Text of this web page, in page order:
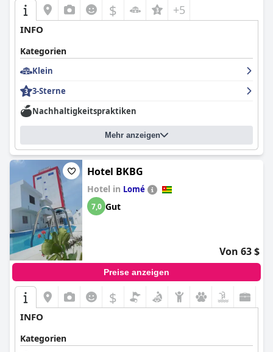
$ +5
INFO
Kategorien
Klein
3-Sterne
Nachhaltigkeitspraktiken
Mehr anzeigen
Hotel BKBG
Hotel in Lomé
7,0 Gut
Von 63 $
Preise anzeigen
$
INFO
Kategorien